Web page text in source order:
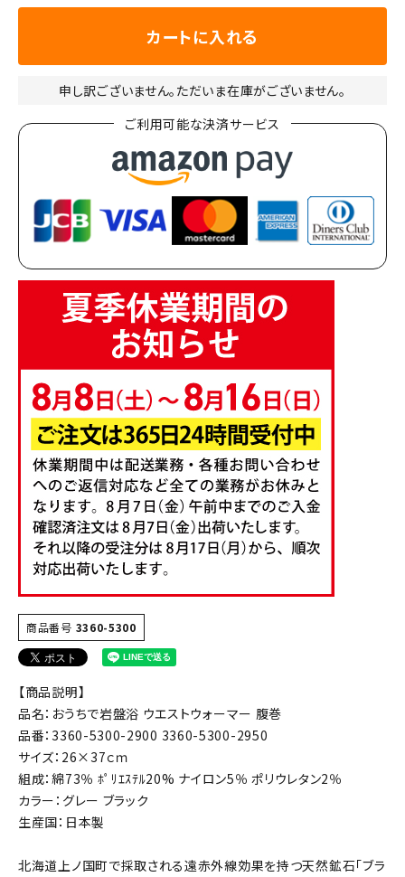
カートに入れる
申し訳ございません。ただいま在庫がございません。
ご利用可能な決済サービス
商品番号 3360-5300
【商品説明】
品名：おうちで岩盤浴 ウエストウォーマー 腹巻
品番：3360-5300-2900 3360-5300-2950
サイズ：26×37ｃｍ
組成：綿73％ ﾎﾟﾘｴｽﾃﾙ20% ナイロン5％ ポリウレタン2％
カラー：グレー ブラック
生産国：日本製
北海道上ノ国町で採取される遠赤外線効果を持つ天然鉱石「ブラ